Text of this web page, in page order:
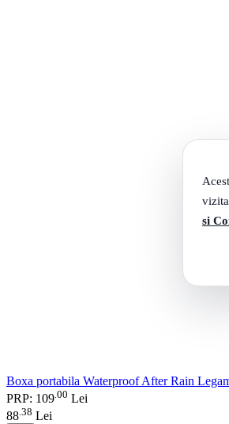
si
Boxa portabila Waterproof After Rain
PRP: 109 00 Lei
88 38 Lei